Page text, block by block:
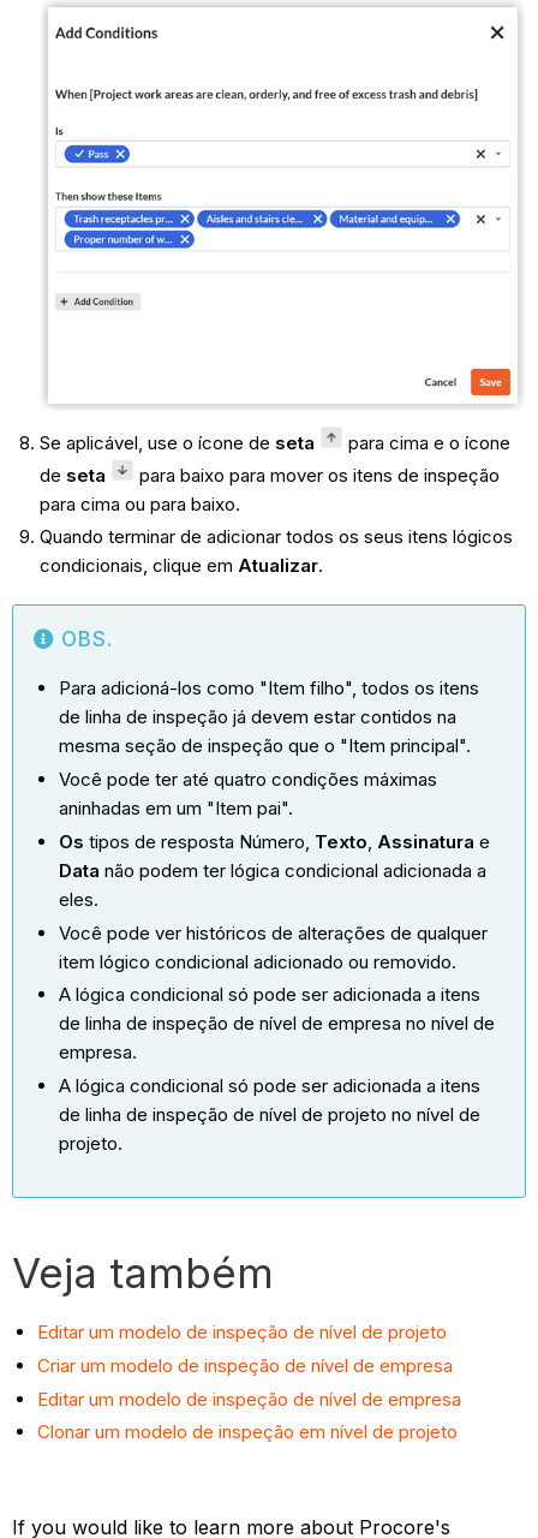
Se aplicável, use o ícone de seta
para cima e o ícone
de seta
para baixo para mover os itens de inspeção
para cima ou para baixo.
Quando terminar de adicionar todos os seus itens lógicos
condicionais, clique em Atualizar.
OBS.
Para adicioná-los como "Item filho", todos os itens
de linha de inspeção já devem estar contidos na
mesma seção de inspeção que o "Item principal".
Você pode ter até quatro condições máximas
aninhadas em um "Item pai".
Os tipos de resposta Número, Texto, Assinatura e
Data não podem ter lógica condicional adicionada a
eles.
Você pode ver históricos de alterações de qualquer
item lógico condicional adicionado ou removido.
A lógica condicional só pode ser adicionada a itens
de linha de inspeção de nível de empresa no nível de
empresa.
A lógica condicional só pode ser adicionada a itens
de linha de inspeção de nível de projeto no nível de
projeto.
Veja também
Editar um modelo de inspeção de nível de projeto
Criar um modelo de inspeção de nível de empresa
Editar um modelo de inspeção de nível de empresa
Clonar um modelo de inspeção em nível de projeto
If you would like to learn more about Procore's